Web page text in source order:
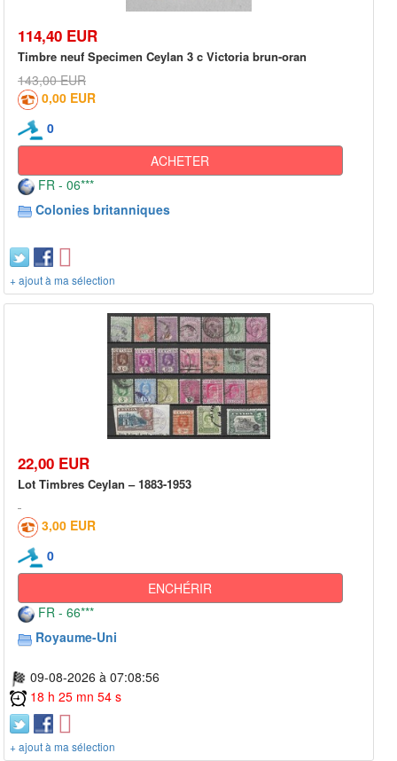
114,40 EUR
Timbre neuf Specimen Ceylan 3 c Victoria brun-oran
143,00 EUR
0,00 EUR
0
ACHETER
FR - 06***
Colonies britanniques
+ ajout à ma sélection
22,00 EUR
Lot Timbres Ceylan – 1883-1953
3,00 EUR
0
ENCHÉRIR
FR - 66***
Royaume-Uni
09-08-2026 à 07:08:56
18 h 25 mn 54 s
+ ajout à ma sélection